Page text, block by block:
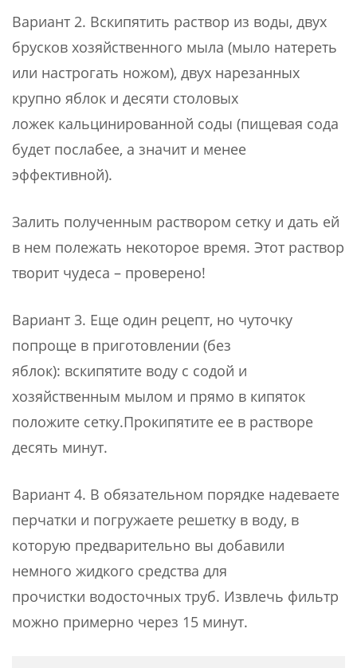
Вариант 2. Вскипятить раствор из воды, двух
брусков хозяйственного мыла (мыло натереть
или настрогать ножом), двух нарезанных
крупно яблок и десяти столовых
ложек кальцинированной соды (пищевая сода
будет послабее, а значит и менее
эффективной).
Залить полученным раствором сетку и дать ей
в нем полежать некоторое время. Этот раствор
творит чудеса – проверено!
Вариант 3. Еще один рецепт, но чуточку
попроще в приготовлении (без
яблок): вскипятите воду с содой и
хозяйственным мылом и прямо в кипяток
положите сетку.Прокипятите ее в растворе
десять минут.
Вариант 4. В обязательном порядке надеваете
перчатки и погружаете решетку в воду, в
которую предварительно вы добавили
немного жидкого средства для
прочистки водосточных труб. Извлечь фильтр
можно примерно через 15 минут.